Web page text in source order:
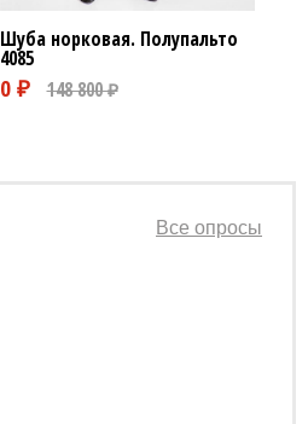
Шуба норковая. Полупальто
4085
Все опросы